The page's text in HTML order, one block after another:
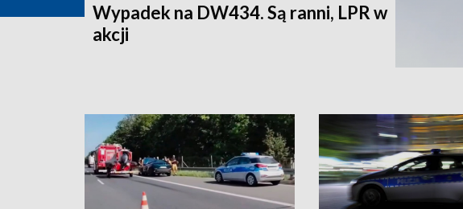
Wypadek na DW434. Są ranni, LPR w
akcji